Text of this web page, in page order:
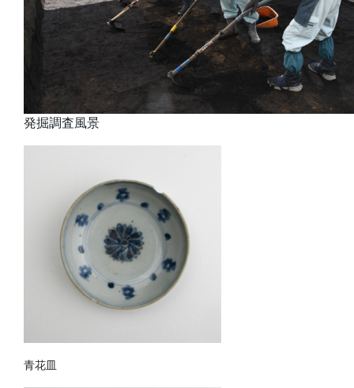
発掘調査風景
青花皿